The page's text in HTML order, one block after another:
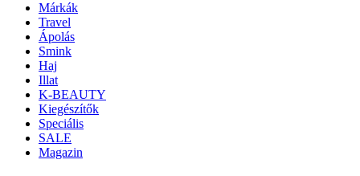
Márkák
Travel
Ápolás
Smink
Haj
Illat
K-BEAUTY
Kiegészítők
Speciális
SALE
Magazin